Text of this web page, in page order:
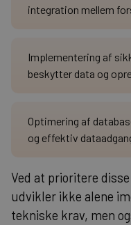
integration mellem
Implementering af
beskytter data og
Optimering af
og effektiv
Ved at prioritere
udvikler ikke alene
tekniske krav, men